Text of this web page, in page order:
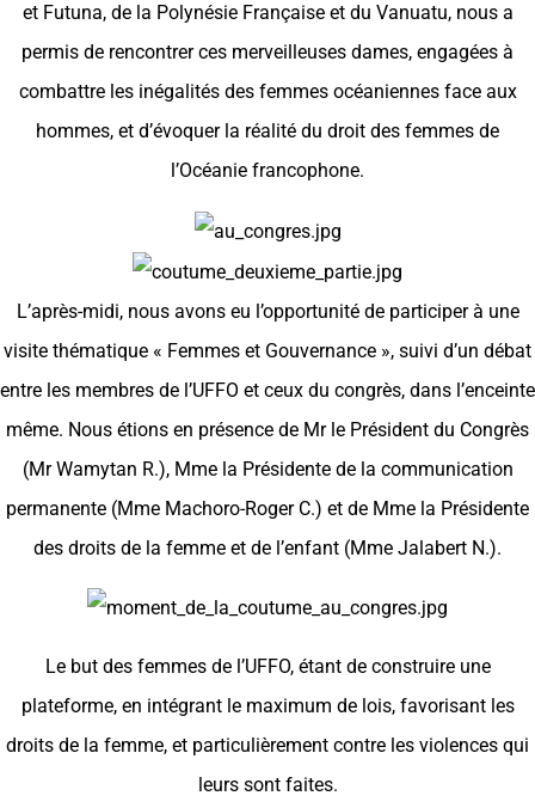
et Futuna, de la Polynésie Française et du Vanuatu, nous a
permis de rencontrer ces merveilleuses dames, engagées à
combattre les inégalités des femmes océaniennes face aux
hommes, et d’évoquer la réalité du droit des femmes de
l’Océanie francophone.
L’après-midi, nous avons eu l’opportunité de participer à une
visite thématique « Femmes et Gouvernance », suivi d’un débat
entre les membres de l’UFFO et ceux du congrès, dans l’enceinte
même. Nous étions en présence de Mr le Président du Congrès
(Mr Wamytan R.), Mme la Présidente de la communication
permanente (Mme Machoro-Roger C.) et de Mme la Présidente
des droits de la femme et de l’enfant (Mme Jalabert N.).
Le but des femmes de l’UFFO, étant de construire une
plateforme, en intégrant le maximum de lois, favorisant les
droits de la femme, et particulièrement contre les violences qui
leurs sont faites.